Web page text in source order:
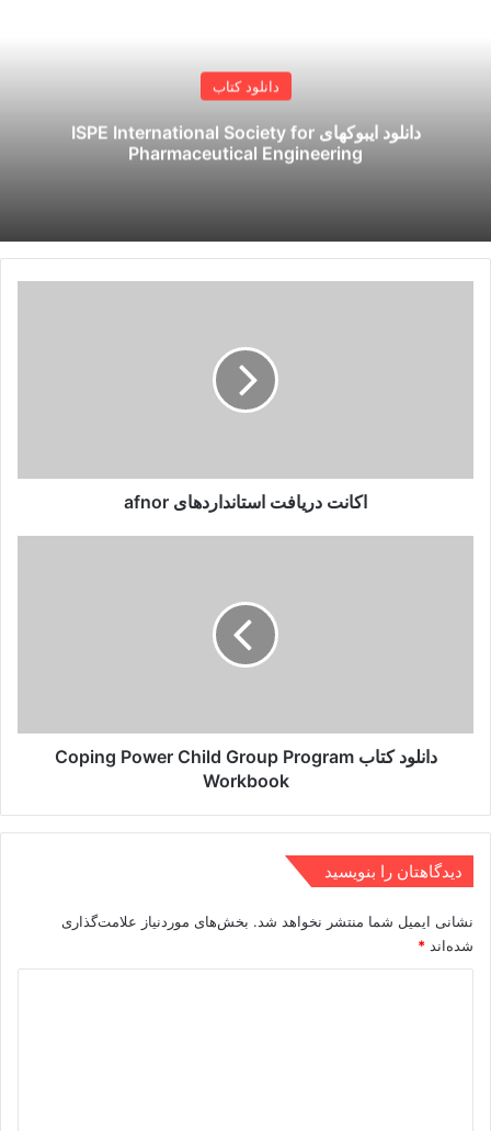
دانلود کتاب
دانلود ایبوکهای ISPE International Society for
Pharmaceutical Engineering
اکانت دریافت استانداردهای afnor
دانلود کتاب Coping Power Child Group Program
Workbook
دیدگاهتان را بنویسید
نشانی ایمیل شما منتشر نخواهد شد. بخش‌های موردنیاز علامت‌گذاری
شده‌اند *